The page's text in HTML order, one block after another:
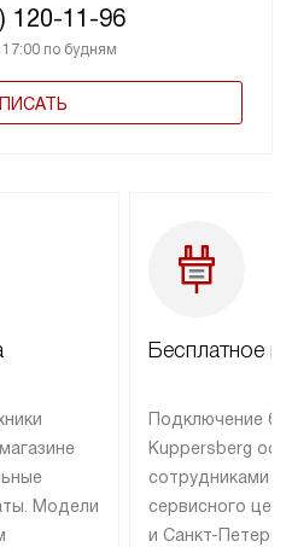
120-11-96
по будням
Модели
Бесплатное
Подключение
Kuppersberg
сотрудниками
сервисного
и Санкт-